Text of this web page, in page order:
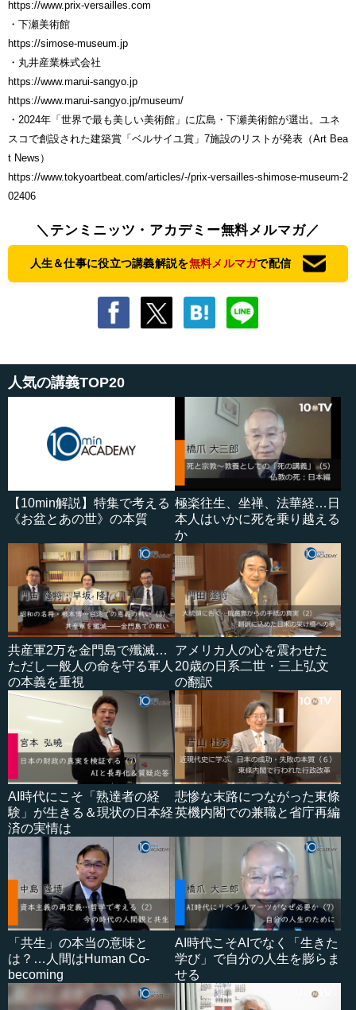
https://www.prix-versailles.com
・下瀬美術館
https://simose-museum.jp
・丸井産業株式会社
https://www.marui-sangyo.jp
https://www.marui-sangyo.jp/museum/
・2024年「世界で最も美しい美術館」に広島・下瀬美術館が選出。ユネ
スコで創設された建築賞「ベルサイユ賞」7施設のリストが発表（Art Bea
t News）
https://www.tokyoartbeat.com/articles/-/prix-versailles-shimose-museum-2
02406
＼テンミニッツ・アカデミー無料メルマガ／
人生＆仕事に役立つ講義解説を無料メルマガで配信
人気の講義TOP20
【10min解説】特集で考える
《お盆とあの世》の本質
極楽往生、坐禅、法華経…日
本人はいかに死を乗り越える
か
共産軍2万を金門島で殲滅…
ただし一般人の命を守る軍人
の本義を重視
アメリカ人の心を震わせた
20歳の日系二世・三上弘文
の翻訳
AI時代にこそ「熟達者の経
験」が生きる＆現状の日本経
済の実情は
悲惨な末路につながった東條
英機内閣での兼職と省庁再編
「共生」の本当の意味と
は？…人間はHuman Co-
becoming
AI時代こそAIでなく「生きた
学び」で自分の人生を膨らま
せる